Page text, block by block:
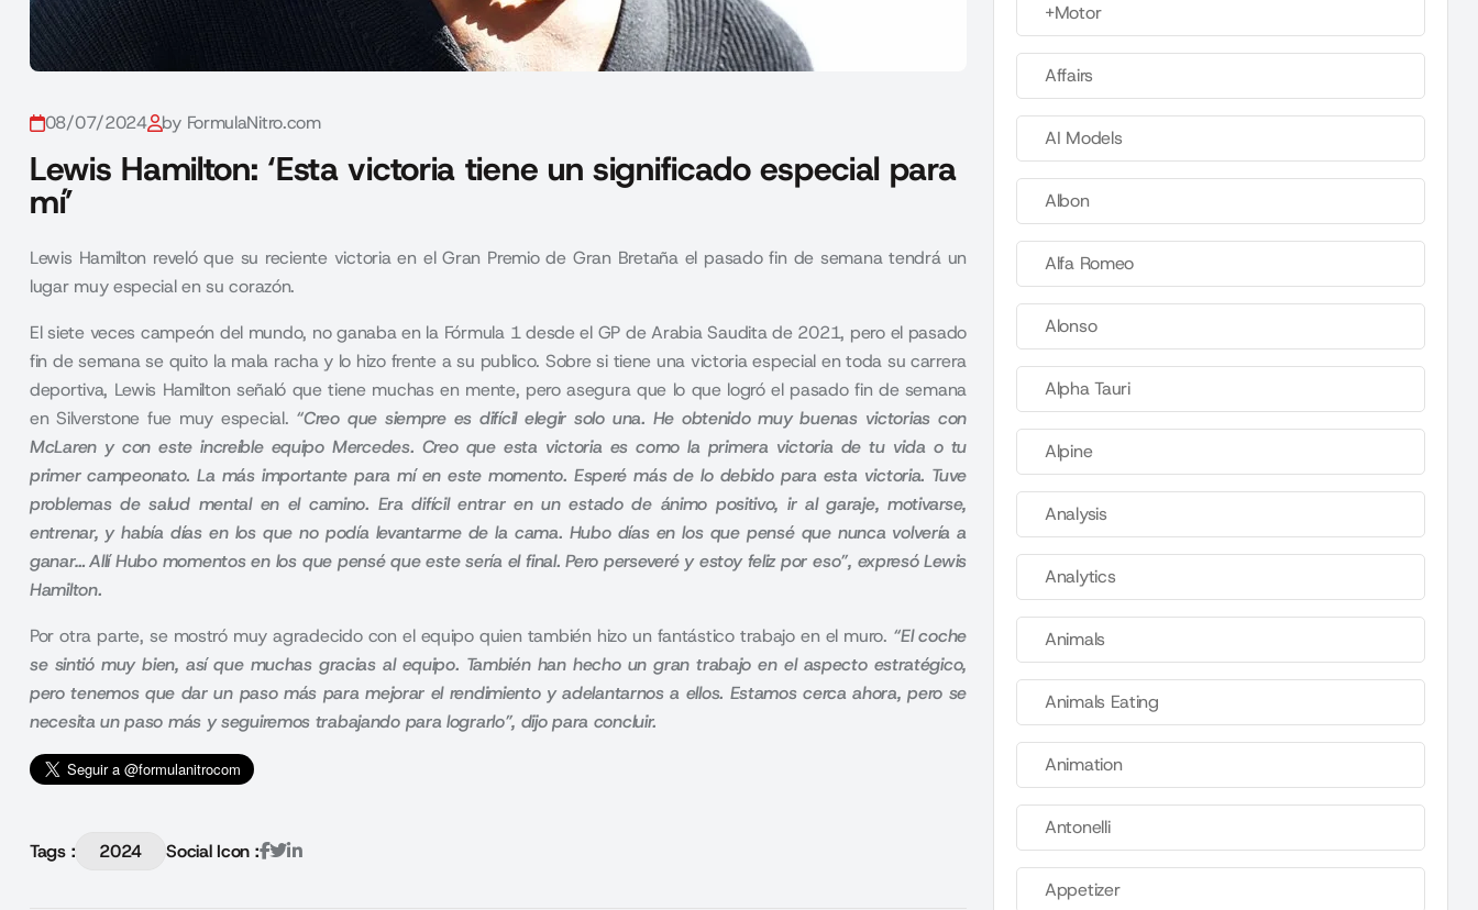
08/07/2024 by FormulaNitro.com
Lewis Hamilton: ‘Esta victoria tiene un significado especial para
mí’
Lewis Hamilton reveló que su reciente victoria en el Gran Premio de Gran Bretaña el pasado fin de semana tendrá un
lugar muy especial en su corazón.
El siete veces campeón del mundo, no ganaba en la Fórmula 1 desde el GP de Arabia Saudita de 2021, pero el pasado
fin de semana se quito la mala racha y lo hizo frente a su publico. Sobre si tiene una victoria especial en toda su carrera
deportiva, Lewis Hamilton señaló que tiene muchas en mente, pero asegura que lo que logró el pasado fin de semana
en Silverstone fue muy especial. “Creo que siempre es difícil elegir solo una. He obtenido muy buenas victorias con
McLaren y con este increíble equipo Mercedes. Creo que esta victoria es como la primera victoria de tu vida o tu
primer campeonato. La más importante para mí en este momento. Esperé más de lo debido para esta victoria. Tuve
problemas de salud mental en el camino. Era difícil entrar en un estado de ánimo positivo, ir al garaje, motivarse,
entrenar, y había días en los que no podía levantarme de la cama. Hubo días en los que pensé que nunca volvería a
ganar… Allí Hubo momentos en los que pensé que este sería el final. Pero perseveré y estoy feliz por eso”, expresó Lewis
Hamilton.
Por otra parte, se mostró muy agradecido con el equipo quien también hizo un fantástico trabajo en el muro. “El coche
se sintió muy bien, así que muchas gracias al equipo. También han hecho un gran trabajo en el aspecto estratégico,
pero tenemos que dar un paso más para mejorar el rendimiento y adelantarnos a ellos. Estamos cerca ahora, pero se
necesita un paso más y seguiremos trabajando para lograrlo”, dijo para concluir.
Tags : 2024 Social Icon :
+Motor
Affairs
AI Models
Albon
Alfa Romeo
Alonso
Alpha Tauri
Alpine
Analysis
Analytics
Animals
Animals Eating
Animation
Antonelli
Appetizer